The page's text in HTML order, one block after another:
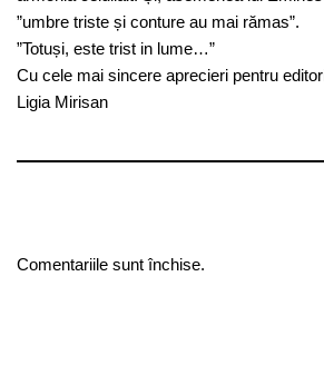
”umbre triste și conture au mai rămas”.
”Totuși, este trist in lume…”
Cu cele mai sincere aprecieri pentru
Ligia Mirisan
Comentariile sunt închise.